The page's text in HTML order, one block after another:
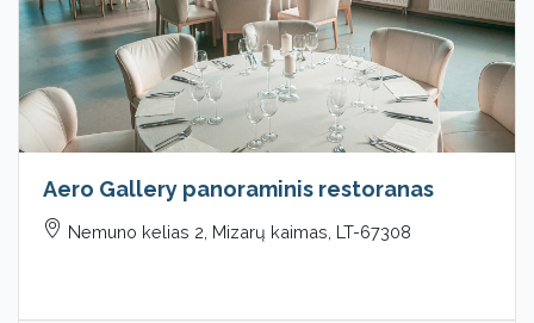
Aero Gallery panoraminis restoranas
Nemuno kelias 2, Mizarų kaimas, LT-67308